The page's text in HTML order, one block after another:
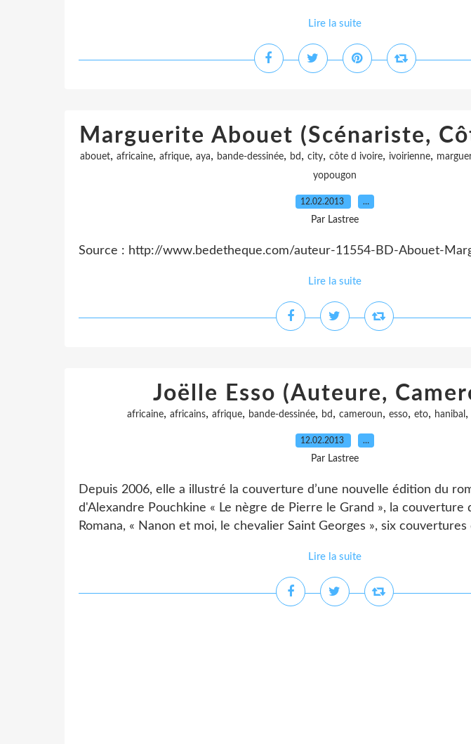
Lire la suite
Marguerite Abouet (Scénariste,
abouet, africaine, afrique, aya, bande-dessinée, bd , city, côte d ivoire, ivoirienne,
yopougon
12.02.2013 …
Par Lastree
Source : http://www.bedetheque.com/auteur-11554-BD-Abouet-
Lire la suite
Joëlle Esso (Auteure,
africaine, africains, afrique, bande-dessinée, bd , cameroun, esso, eto, hanibal ,
12.02.2013 …
Par Lastree
Depuis 2006, elle a illustré la couverture d’une nouvelle édition du
d'Alexandre Pouchkine « Le nègre de Pierre le Grand », la couverture
Romana, « Nanon et moi, le chevalier Saint Georges », six couvertures
Lire la suite